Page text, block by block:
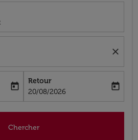
close
aria-label
today
Retour
fc-booking-return-date-aria-label
20/08/2026
today
Chercher